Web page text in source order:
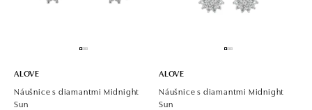
ALOVE
Náušnice s diamantmi Midnight
Sun
ALOVE
Náušnice s diamantmi Midnight
Sun